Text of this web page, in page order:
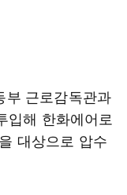
부 근로감독관과
입해 한화에어로
대상으로 압수